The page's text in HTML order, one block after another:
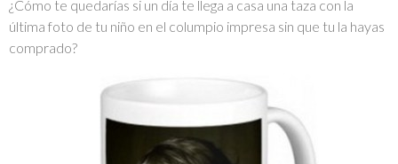
¿Cómo te quedarías si un día te llega a casa una taza con la
última foto de tu niño en el columpio impresa sin que tu la hayas
comprado?